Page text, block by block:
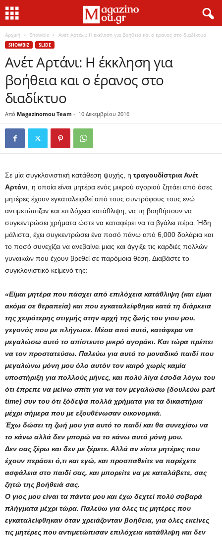
Αρχική Showbiz Ανέτ Αρτάνι: Η έκκληση για βοήθεια και ο έρανος στο διαδίκτυο
SHOWBIZ SLIDE
Ανέτ Αρτάνι: Η έκκληση για
βοήθεια και ο έρανος στο
διαδίκτυο
Από Magazinomou Team - 10 Δεκεμβρίου 2016
Σε μία συγκλονιστική κατάθεση ψυχής, η τραγουδίστρια Ανέτ
Αρτάνι , η οποία είναι μητέρα ενός μικρού αγοριού ζητάει από όσες
μητέρες έχουν εγκαταλειφθεί από τους συντρόφους τους ενώ
αντιμετώπιζαν και επιλόχεια κατάθλιψη, να τη βοηθήσουν να
συγκεντρώσει χρήματα ώστε να καταφέρει να τα βγάλει πέρα. Ήδη
μάλιστα, έχει συγκεντρώσει ένα ποσό πάνω από 6,000 δολάρια και
το ποσό συνεχίζει να ανεβαίνει μιας και άγγιξε τις καρδιές πολλών
γυναικών που έχουν βρεθεί σε παρόμοια θέση. Διαβάστε το
συγκλονιστικό κείμενό της:
«Είμαι μητέρα που πάσχει από επιλόχεια κατάθλιψη (και είμαι
ακόμα σε θεραπεία) και που εγκαταλείφθηκα κατά τη διάρκεια
της χειρότερης στιγμής στην αρχή της ζωής του γιου μου,
γεγονός που με πλήγωσε. Μέσα από αυτό, κατάφερα να
μεγαλώσω αυτό το απίστευτο μικρό αγοράκι. Και τώρα πρέπει
να τον προστατεύσω. Παλεύω για αυτό το μοναδικό παιδί που
μεγαλώνω μόνη μου όλο αυτόν τον καιρό χωρίς καμία
υποστήριξη για πολλούς μήνες, και πολύ λίγα έσοδα λόγω του
ότι έπρεπε να μείνω σπίτι για να τον μεγαλώσω (δουλεύω part
time) συν του ότι ξόδεψα πολλά χρήματα για τα δικαστήρια
μέχρι σήμερα που με εξουθένωσαν οικονομικά.
Έχω δώσει τη ζωή μου για αυτό το παιδί και θα συνεχίσω να
το κάνω αλλά δεν μπορώ να το κάνω αυτό μόνη μου.
Δεν σας ξέρω και δεν με ξέρετε. Αλλά αν είστε μητέρες που
έχουν περάσει ό,τι και εγώ, και προσπαθείτε να παρέχετε
ασφάλεια στο παιδί σας, και μπορείτε να με καταλάβετε, σας
ζητώ της βοήθειά σας.
Ο γιος μου είναι τα πάντα μου και έχω δεχτεί πολύ σοβαρά
πλήγματα μέχρι τώρα. Παλεύω για όλες τις μητέρες που
εγκαταλείφθηκαν όταν χρειάζονταν βοήθεια, για όλες εκείνες
τις μητέρες που αντιμετώπισαν επιλόχεια κατάθλιψη και δεν